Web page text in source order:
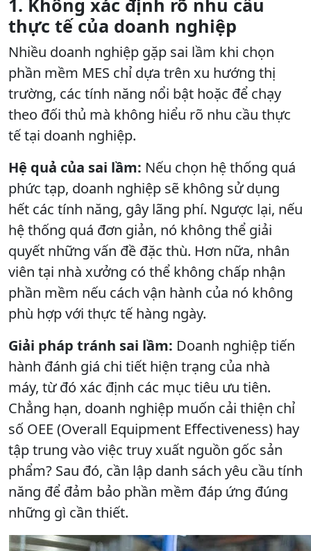
1. Không xác định rõ nhu cầu
thực tế của doanh nghiệp
Nhiều doanh nghiệp gặp sai lầm khi chọn
phần mềm MES chỉ dựa trên xu hướng thị
trường, các tính năng nổi bật hoặc để chạy
theo đối thủ mà không hiểu rõ nhu cầu thực
tế tại doanh nghiệp.
Hệ quả của sai lầm: Nếu chọn hệ thống quá
phức tạp, doanh nghiệp sẽ không sử dụng
hết các tính năng, gây lãng phí. Ngược lại, nếu
hệ thống quá đơn giản, nó không thể giải
quyết những vấn đề đặc thù. Hơn nữa, nhân
viên tại nhà xưởng có thể không chấp nhận
phần mềm nếu cách vận hành của nó không
phù hợp với thực tế hàng ngày.
Giải pháp tránh sai lầm: Doanh nghiệp tiến
hành đánh giá chi tiết hiện trạng của nhà
máy, từ đó xác định các mục tiêu ưu tiên.
Chẳng hạn, doanh nghiệp muốn cải thiện chỉ
số OEE (Overall Equipment Effectiveness) hay
tập trung vào việc truy xuất nguồn gốc sản
phẩm? Sau đó, cần lập danh sách yêu cầu tính
năng để đảm bảo phần mềm đáp ứng đúng
những gì cần thiết.